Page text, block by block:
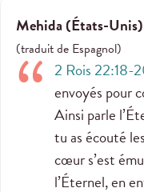
Mehida(États-Unis)
(traduit de Espagnol)
2 Rois 22:18-
envoyés pour
Ainsi parle
tu as écouté
cœur s’est
l’Éternel, en